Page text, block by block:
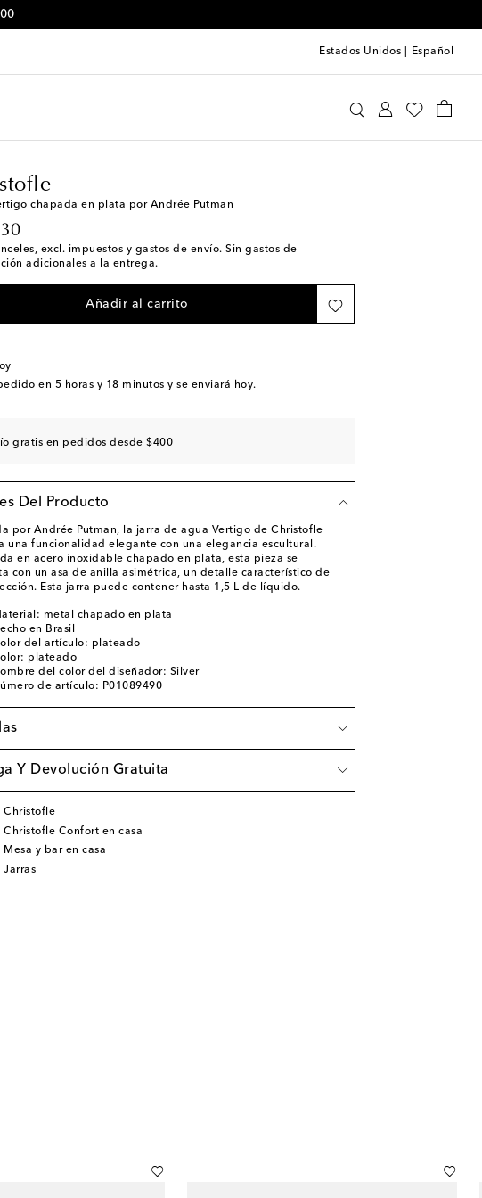
Estados Unidos Español
chapada en plata por Andrée Putman
price
excl. impuestos y gastos de envío. Sin gastos de
adicionales a la entrega.
Añadir al carrito
en 5 horas y 18 minutos y se enviará hoy.
gratis en pedidos desde $400
Del Producto
por Andrée Putman, la jarra de agua Vertigo de Christofle
una funcionalidad elegante con una elegancia escultural.
en acero inoxidable chapado en plata, esta pieza se
con un asa de anilla asimétrica, un detalle característico de
Esta jarra puede contener hasta 1,5 L de líquido.
metal chapado en plata
en Brasil
del artículo: plateado
plateado
del color del diseñador: Silver
de artículo: P01089490
Y Devolución Gratuita
Christofle
Christofle Confort en casa
Mesa y bar en casa
Jarras